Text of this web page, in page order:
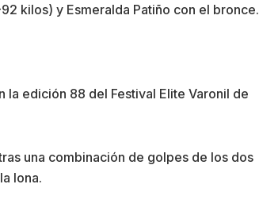
kilos) y Esmeralda Patiño con el bronce.
edición 88 del Festival Elite Varonil de
una combinación de golpes de los dos
lona.